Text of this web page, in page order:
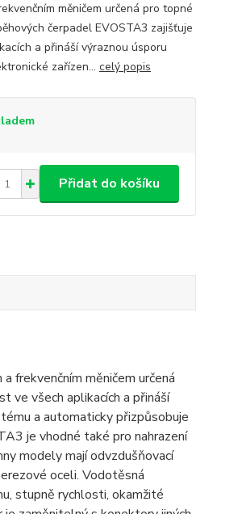
měničem určená pro topné
čerpadel EVOSTA3 zajišťuje
a přináší výraznou úsporu
zařízen... celý popis
Přidat do košíku
frekvenčním měničem určená
ve všech aplikacích a přináší
a automaticky přizpůsobuje
je vhodné také pro nahrazení
modely mají odvzdušňovací
oceli. Vodotěsná
stupně rychlosti, okamžité